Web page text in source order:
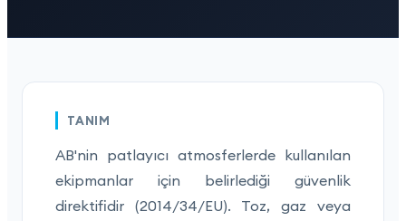
TANIM
AB'nin patlayıcı atmosferlerde kullanılan
ekipmanlar için belirlediği güvenlik
direktifidir (2014/34/EU). Toz, gaz veya